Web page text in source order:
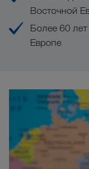
Восточной
Более 60
Европе